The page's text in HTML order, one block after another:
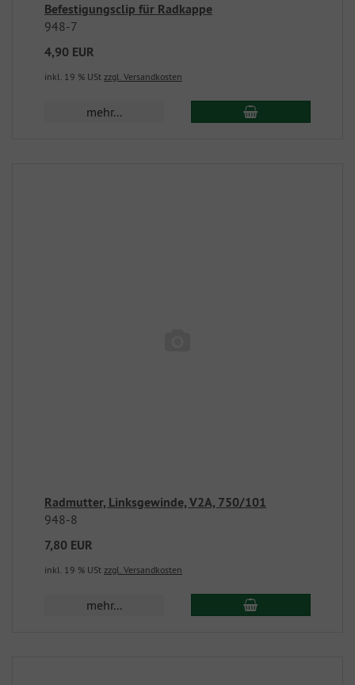
Befestigungsclip für Radkappe
948-7
4,90 EUR
inkl. 19 % USt zzgl. Versandkosten
mehr...
Radmutter, Linksgewinde, V2A, 750/101
948-8
7,80 EUR
inkl. 19 % USt zzgl. Versandkosten
mehr...